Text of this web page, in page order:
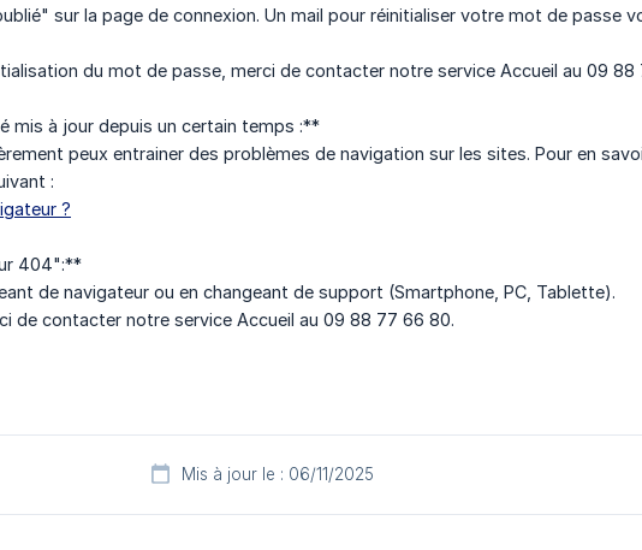
sur la page de connexion. Un mail pour réinitialiser votre mot de passe
du mot de passe, merci de contacter notre service Accueil au 09 88
mis à jour depuis un certain temps :**
peux entrainer des problèmes de navigation sur les sites. Pour en
:
?
404":**
de navigateur ou en changeant de support (Smartphone, PC, Tablette).
de contacter notre service Accueil au 09 88 77 66 80.
Mis à jour le : 06/11/2025